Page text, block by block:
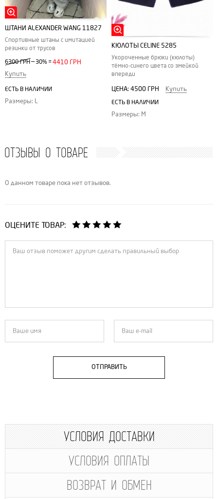
ШТАНИ ALEXANDER WANG 11827
Спортивные штаны с имитацией
резинки от трусов
6300 ГРН — 30% =4410 ГРН
Купить
ЕСТЬ В НАЛИЧИИ
Размеры: L
КЮЛОТЫ CELINE 5285
Укороченные брюки (кюлоты)
тёмно-синего цвета со змейкой
впереди
ЦЕНА: 4500 ГРН Купить
ЕСТЬ В НАЛИЧИИ
Размеры: M
ОТЗЫВЫ О ТОВАРЕ
О данном товаре пока нет отзывов.
ОЦЕНИТЕ ТОВАР:
ОТПРАВИТЬ
УСЛОВИЯ ДОСТАВКИ
УСЛОВИЯ ОПЛАТЫ
ВОЗВРАТ И ОБМЕН